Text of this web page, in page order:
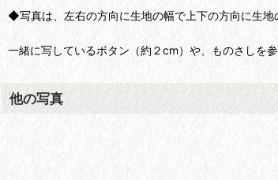
◆写真は、左右の方向に生地の幅で上下の方向に生地
一緒に写しているボタン（約２cm）や、ものさしを参
他の写真